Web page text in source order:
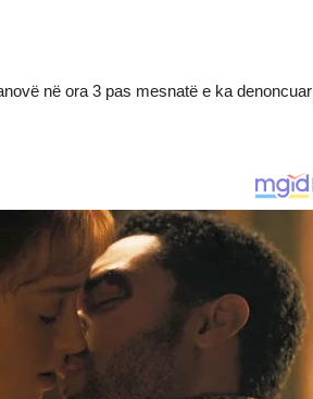
në ora 3 pas mesnatë e ka denoncuar